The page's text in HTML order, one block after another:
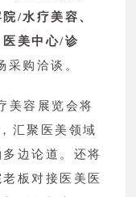
/水疗美容、
美中心/诊
采购洽谈。
美容展览会将
汇聚医美领域
边论道。还将
板对接医美医